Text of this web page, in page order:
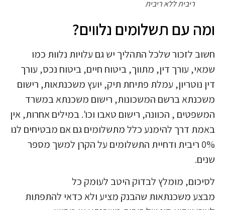
ריבית ללא ריבית
ומה עם תשלומים נלווים?
חשוב לזכור שלכל התהליך יש גם עלויות נלוות כמו
שמאי, עורך דין, מתווך, ביטוח חיים, ביטוח נכס, עורך
דין נוטריון, עמלת פתיחת תיק, יועץ משכנתאות, רישום
משכנתא ברשם המשכונות, רישום משכנתא במשרד
המשפטים , הכוונה, רישום טאבו וכו'. במילים אחרות, אין
באמת דרך להימנע כלל מתשלומים גם אם מבטיחים לנו
0% ריבית ודחיית התשלומים על הקרן למשך מספר
שנים.
לסיכום, מומלץ לבדוק היטב לעומק כל
מבצע משכנתאות שהבנק מציע ולא כדאי להתפתות